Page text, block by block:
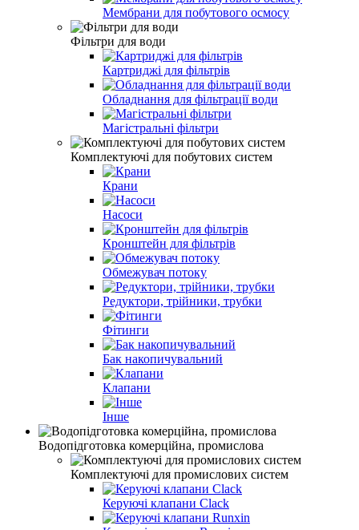
Мембрани для побутового осмосу
Фільтри для води
Картриджі для фільтрів
Обладнання для фільтрації води
Магістральні фільтри
Комплектуючі для побутових систем
Крани
Насоси
Кронштейн для фільтрів
Обмежувач потоку
Редуктори, трійники, трубки
Фітинги
Бак накопичувальний
Клапани
Інше
Водопідготовка комерційна, промислова
Комплектуючі для промислових систем
Керуючі клапани Clack